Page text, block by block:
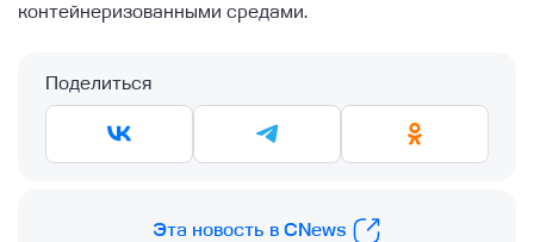
контейнеризованными средами.
Поделиться
Эта новость в CNews